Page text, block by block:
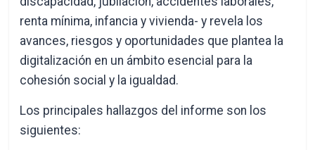
renta mínima, infancia y vivienda- y revela los
avances, riesgos y oportunidades que plantea la
digitalización en un ámbito esencial para la
cohesión social y la igualdad.
Los principales hallazgos del informe son los
siguientes: